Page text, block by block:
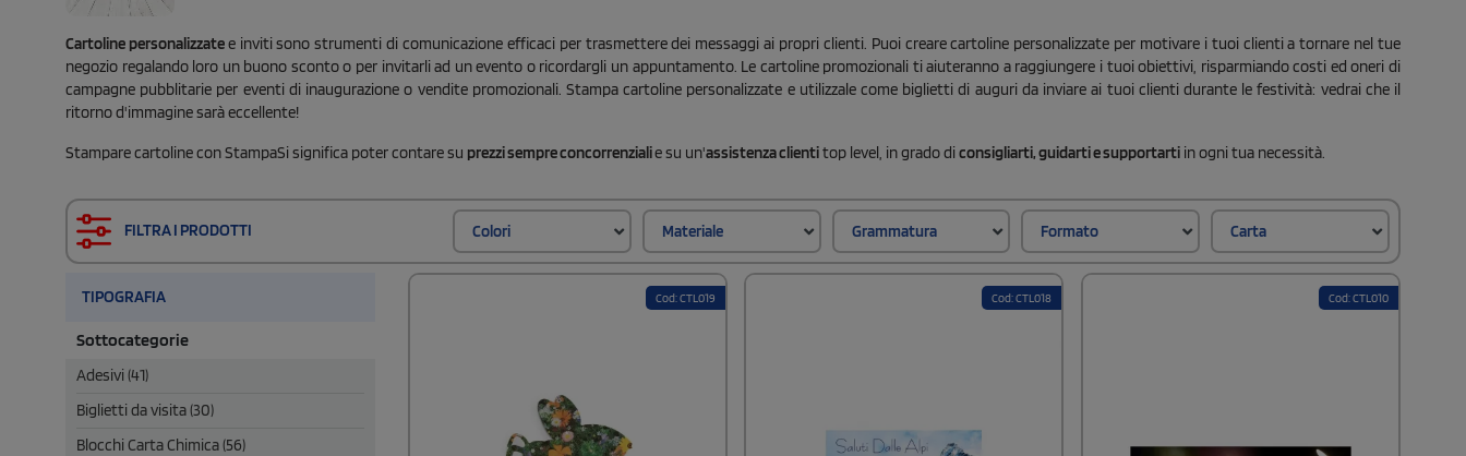
Cartoline personalizzatee inviti sono strumenti di comunicazione efficaci per trasmettere dei messaggi ai propri clienti. Puoi creare cartoline personalizzate per motivare i tuoi clienti a tornare nel tue
negozio regalando loro un buono sconto o per invitarli ad un evento o ricordargli un appuntamento. Le cartoline promozionali ti aiuteranno a raggiungere i tuoi obiettivi, risparmiando costi ed oneri di
campagne pubblitarie per eventi di inaugurazione o vendite promozionali. Stampa cartoline personalizzate e utilizzale come biglietti di auguri da inviare ai tuoi clienti durante le festività: vedrai che il
ritorno d'immagine sarà eccellente!
Stampare cartoline con StampaSi significa poter contare su prezzi sempre concorrenzialie su un'assistenza clientitop level, in grado diconsigliarti, guidarti e supportarti in ogni tua necessità.
FILTRA I PRODOTTI Colori Materiale Grammatura Formato Carta
TIPOGRAFIA
Sottocategorie
Adesivi (41)
Biglietti da visita (30)
Blocchi Carta Chimica (56)
Cod: CTL019 Cod: CTL018 Cod: CTL010